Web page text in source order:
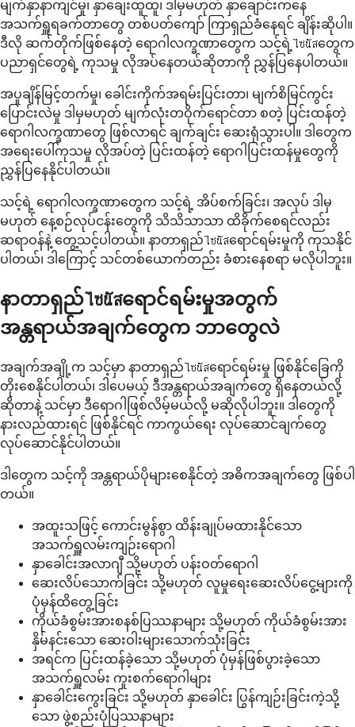
မျက်နှာနာကျင်မှု၊ နှာချေးထူထူ၊ ဒါမှမဟုတ် နှာချောင်းကနေ
အသက်ရှူရခက်တာတွေ တစ်ပတ်ကျော် ကြာရှည်ခံနေရင် ချိန်းဆိုပါ။
ဒီလို ဆက်တိုက်ဖြစ်နေတဲ့ ရောဂါလက္ခဏာတွေက သင့်ရဲ့ไซนัสတွေက
ပညာရှင်တွေရဲ့ ကုသမှု လိုအပ်နေတယ်ဆိုတာကို ညွှန်ပြနေပါတယ်။
အပူချိန်မြင့်တက်မှု၊ ခေါင်းကိုက်အရမ်းပြင်းတာ၊ မျက်စိမြင်ကွင်း
ပြောင်းလဲမှု ဒါမှမဟုတ် မျက်လုံးတဝိုက်ရောင်တာ စတဲ့ ပြင်းထန်တဲ့
ရောဂါလက္ခဏာတွေ ဖြစ်လာရင် ချက်ချင်း ဆေးရုံသွားပါ။ ဒါတွေက
အရေးပေါ်ကုသမှု လိုအပ်တဲ့ ပြင်းထန်တဲ့ ရောဂါပြင်းထန်မှုတွေကို
ညွှန်ပြနေနိုင်ပါတယ်။
သင့်ရဲ့ ရောဂါလက္ခဏာတွေက သင့်ရဲ့ အိပ်စက်ခြင်း၊ အလုပ် ဒါမှ
မဟုတ် နေ့စဉ်လုပ်ငန်းတွေကို သိသိသာသာ ထိခိုက်စေရင်လည်း
ဆရာဝန်နဲ့ တွေ့သင့်ပါတယ်။ နာတာရှည်ไซนัสရောင်ရမ်းမှုကို ကုသနိုင်
ပါတယ်၊ ဒါကြောင့် သင်တစ်ယောက်တည်း ခံစားနေစရာ မလိုပါဘူး။
နာတာရှည်ไซนัสရောင်ရမ်းမှုအတွက်
အန္တရာယ်အချက်တွေက ဘာတွေလဲ
အချက်အချို့က သင့်မှာ နာတာရှည်ไซนัสရောင်ရမ်းမှု ဖြစ်နိုင်ခြေကို
တိုးစေနိုင်ပါတယ်၊ ဒါပေမယ့် ဒီအန္တရာယ်အချက်တွေ ရှိနေတယ်လို့
ဆိုတာနဲ့ သင်မှာ ဒီရောဂါဖြစ်လိမ့်မယ်လို့ မဆိုလိုပါဘူး။ ဒါတွေကို
နားလည်ထားရင် ဖြစ်နိုင်ရင် ကာကွယ်ရေး လုပ်ဆောင်ချက်တွေ
လုပ်ဆောင်နိုင်ပါတယ်။
ဒါတွေက သင့်ကို အန္တရာယ်ပိုများစေနိုင်တဲ့ အဓိကအချက်တွေ ဖြစ်ပါ
တယ်။
အထူးသဖြင့် ကောင်းမွန်စွာ ထိန်းချုပ်မထားနိုင်သော
အသက်ရှူလမ်းကျဉ်းရောဂါ
နှာခေါင်းအလာဂျီ သို့မဟုတ် ပန်းဝတ်ရောဂါ
ဆေးလိပ်သောက်ခြင်း သို့မဟုတ် လူမှုရေးဆေးလိပ်ငွေ့များကို
ပုံမှန်ထိတွေ့ခြင်း
ကိုယ်ခံစွမ်းအားစနစ်ပြဿနာများ သို့မဟုတ် ကိုယ်ခံစွမ်းအား
နှိမ်နင်းသော ဆေးဝါးများသောက်သုံးခြင်း
အရင်က ပြင်းထန်ခဲ့သော သို့မဟုတ် ပုံမှန်ဖြစ်ပွားခဲ့သော
အသက်ရှူလမ်း ကူးစက်ရောဂါများ
နှာခေါင်းကွေးခြင်း သို့မဟုတ် နှာခေါင်း ပြွန်ကျဉ်းခြင်းကဲ့သို့
သော ဖွဲ့စည်းပုံပြဿနာများ